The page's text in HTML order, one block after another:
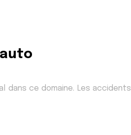
dans ce domaine. Les accidents